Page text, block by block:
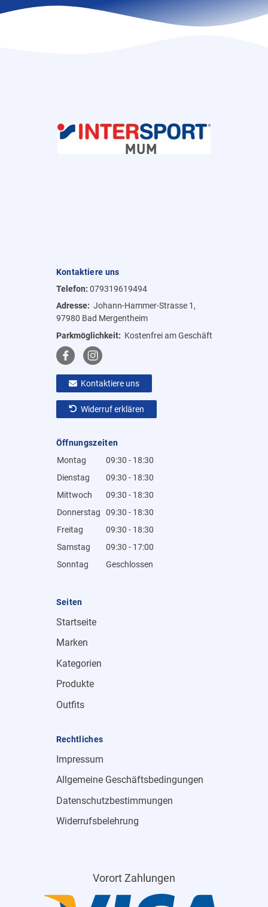
Kontaktiere uns
Telefon: 079319619494
Adresse: Johann-Hammer-Strasse 1,
97980 Bad Mergentheim
Parkmöglichkeit: Kostenfrei am Geschäft
Kontaktiere uns
Widerruf erklären
Öffnungszeiten
Montag
09:30 - 18:30
Dienstag
09:30 - 18:30
Mittwoch
09:30 - 18:30
Donnerstag
09:30 - 18:30
Freitag
09:30 - 18:30
Samstag
09:30 - 17:00
Sonntag
Geschlossen
Seiten
Startseite
Marken
Kategorien
Produkte
Outfits
Rechtliches
Impressum
Allgemeine Geschäftsbedingungen
Datenschutzbestimmungen
Widerrufsbelehrung
Vorort Zahlungen